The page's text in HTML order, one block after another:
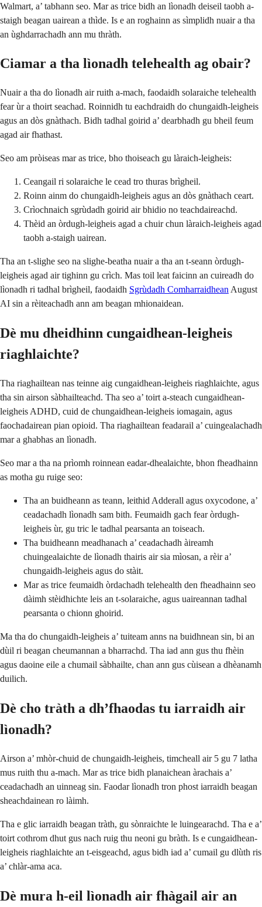
Walmart, a’ tabhann seo. Mar as trice bidh an lìonadh deiseil taobh a-
staigh beagan uairean a thìde. Is e an roghainn as sìmplidh nuair a tha
an ùghdarrachadh ann mu thràth.
Ciamar a tha lìonadh telehealth ag obair?
Nuair a tha do lìonadh air ruith a-mach, faodaidh solaraiche telehealth
fear ùr a thoirt seachad. Roinnidh tu eachdraidh do chungaidh-leigheis
agus an dòs gnàthach. Bidh tadhal goirid a’ dearbhadh gu bheil feum
agad air fhathast.
Seo am pròiseas mar as trice, bho thoiseach gu làraich-leigheis:
Ceangail ri solaraiche le cead tro thuras brìgheil.
Roinn ainm do chungaidh-leigheis agus an dòs gnàthach ceart.
Crìochnaich sgrùdadh goirid air bhidio no teachdaireachd.
Thèid an òrdugh-leigheis agad a chuir chun làraich-leigheis agad
taobh a-staigh uairean.
Tha an t-slighe seo na slighe-beatha nuair a tha an t-seann òrdugh-
leigheis agad air tighinn gu crìch. Mas toil leat faicinn an cuireadh do
lìonadh ri tadhal brìgheil, faodaidh Sgrùdadh Comharraidhean August
AI sin a rèiteachadh ann am beagan mhionaidean.
Dè mu dheidhinn cungaidhean-leigheis
riaghlaichte?
Tha riaghailtean nas teinne aig cungaidhean-leigheis riaghlaichte, agus
tha sin airson sàbhailteachd. Tha seo a’ toirt a-steach cungaidhean-
leigheis ADHD, cuid de chungaidhean-leigheis iomagain, agus
faochadairean pian opioid. Tha riaghailtean feadarail a’ cuingealachadh
mar a ghabhas an lìonadh.
Seo mar a tha na prìomh roinnean eadar-dhealaichte, bhon fheadhainn
as motha gu ruige seo:
Tha an buidheann as teann, leithid Adderall agus oxycodone, a’
ceadachadh lìonadh sam bith. Feumaidh gach fear òrdugh-
leigheis ùr, gu tric le tadhal pearsanta an toiseach.
Tha buidheann meadhanach a’ ceadachadh àireamh
chuingealaichte de lìonadh thairis air sia mìosan, a rèir a’
chungaidh-leigheis agus do stàit.
Mar as trice feumaidh òrdachadh telehealth den fheadhainn seo
dàimh stèidhichte leis an t-solaraiche, agus uaireannan tadhal
pearsanta o chionn ghoirid.
Ma tha do chungaidh-leigheis a’ tuiteam anns na buidhnean sin, bi an
dùil ri beagan cheumannan a bharrachd. Tha iad ann gus thu fhèin
agus daoine eile a chumail sàbhailte, chan ann gus cùisean a dhèanamh
duilich.
Dè cho tràth a dh’fhaodas tu iarraidh air
lìonadh?
Airson a’ mhòr-chuid de chungaidh-leigheis, timcheall air 5 gu 7 latha
mus ruith thu a-mach. Mar as trice bidh planaichean àrachais a’
ceadachadh an uinneag sin. Faodar lìonadh tron phost iarraidh beagan
sheachdainean ro làimh.
Tha e glic iarraidh beagan tràth, gu sònraichte le luingearachd. Tha e a’
toirt cothrom dhut gus nach ruig thu neoni gu bràth. Is e cungaidhean-
leigheis riaghlaichte an t-eisgeachd, agus bidh iad a’ cumail gu dlùth ris
a’ chlàr-ama aca.
Dè mura h-eil lìonadh air fhàgail air an